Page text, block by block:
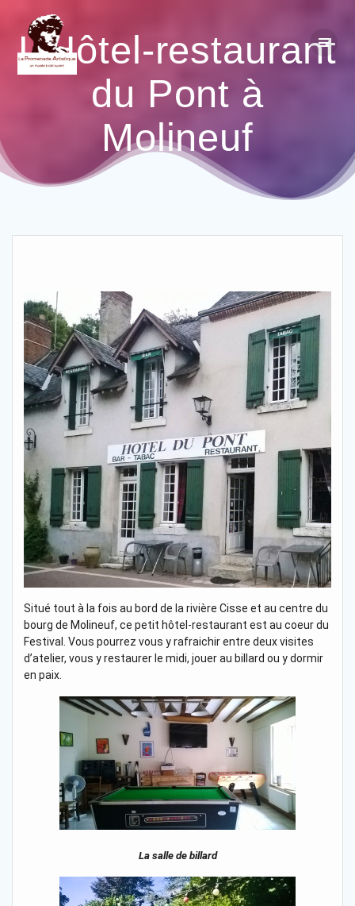
L’Hôtel-restaurant
du Pont à
Molineuf
Situé tout à la fois au bord de la rivière Cisse et au centre du
bourg de Molineuf, ce petit hôtel-restaurant est au coeur du
Festival. Vous pourrez vous y rafraichir entre deux visites
d’atelier, vous y restaurer le midi, jouer au billard ou y dormir
en paix.
La salle de billard